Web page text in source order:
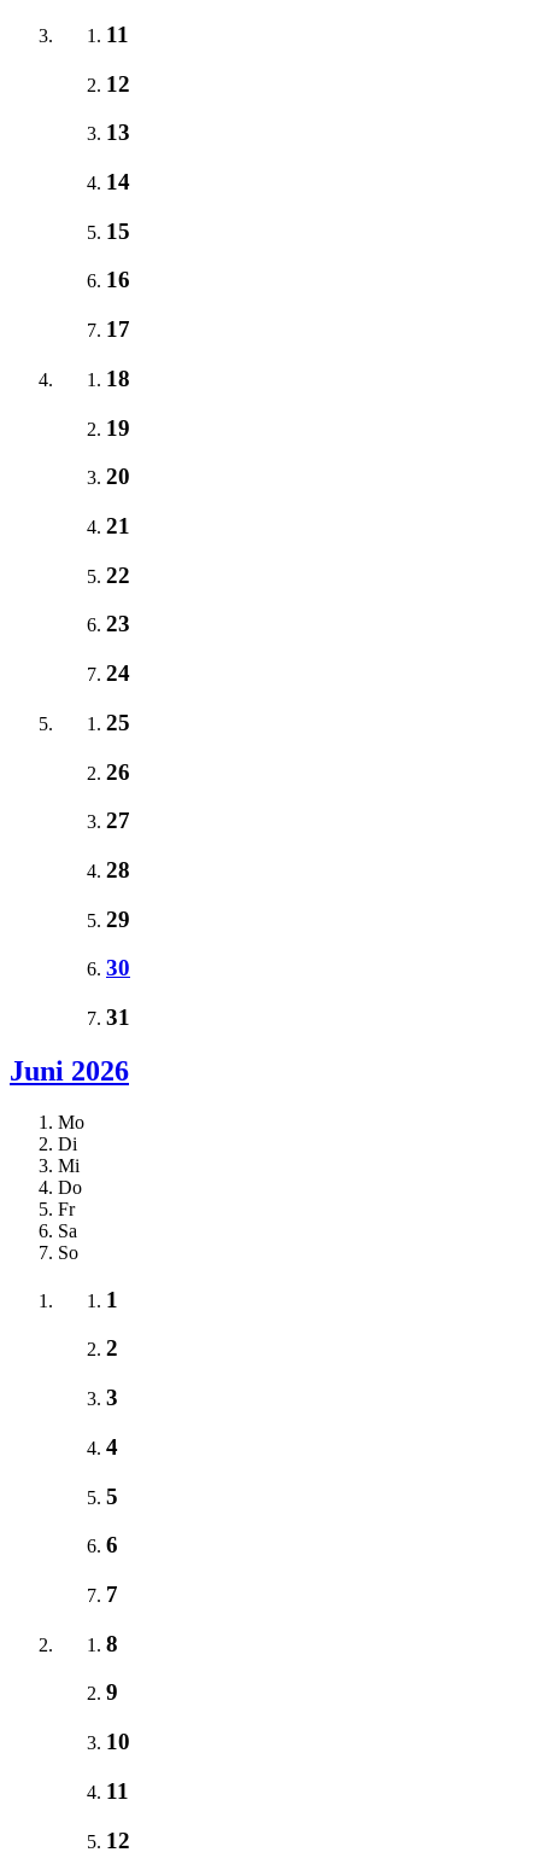
11
12
13
14
15
16
17
18
19
20
21
22
23
24
25
26
27
28
29
30
31
Juni 2026
Mo
Di
Mi
Do
Fr
Sa
So
1
2
3
4
5
6
7
8
9
10
11
12